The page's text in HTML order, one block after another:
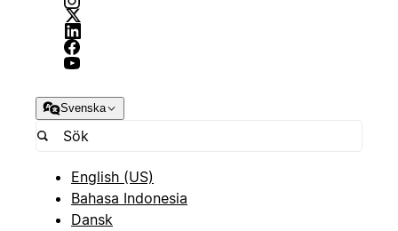
Svenska
English (US)
Bahasa Indonesia
Dansk